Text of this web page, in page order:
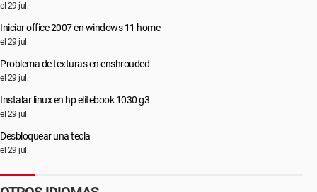
el 29 jul.
Iniciar office 2007 en windows 11 home
el 29 jul.
Problema de texturas en enshrouded
el 29 jul.
Instalar linux en hp elitebook 1030 g3
el 29 jul.
Desbloquear una tecla
el 29 jul.